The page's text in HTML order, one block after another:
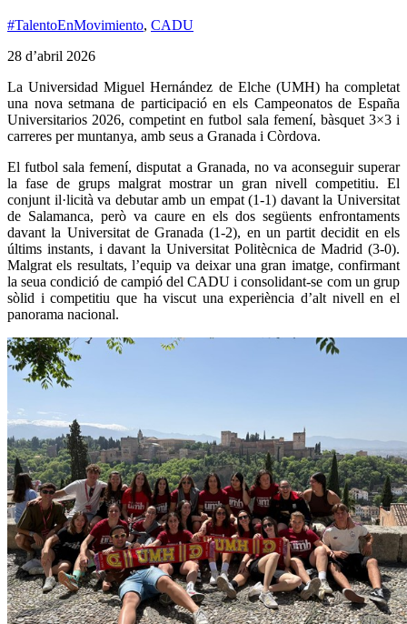
#TalentoEnMovimiento, CADU
28 d’abril 2026
LaUniversidad Miguel Hernández de Elche(UMH) ha completat
una nova setmana de participació en els Campeonatos de España
Universitarios 2026, competint en futbol sala femení, bàsquet 3×3 i
carreres per muntanya, amb seus a Granada i Còrdova.
El futbol sala femení, disputat a Granada, no va aconseguir superar
la fase de grups malgrat mostrar un gran nivell competitiu. El
conjunt il·licità va debutar amb un empat (1-1) davant la Universitat
de Salamanca, però va caure en els dos següents enfrontaments
davant la Universitat de Granada (1-2), en un partit decidit en els
últims instants, i davant la Universitat Politècnica de Madrid (3-0).
Malgrat els resultats, l’equip va deixar una gran imatge, confirmant
la seua condició de campió del CADU i consolidant-se com un grup
sòlid i competitiu que ha viscut una experiència d’alt nivell en el
panorama nacional.